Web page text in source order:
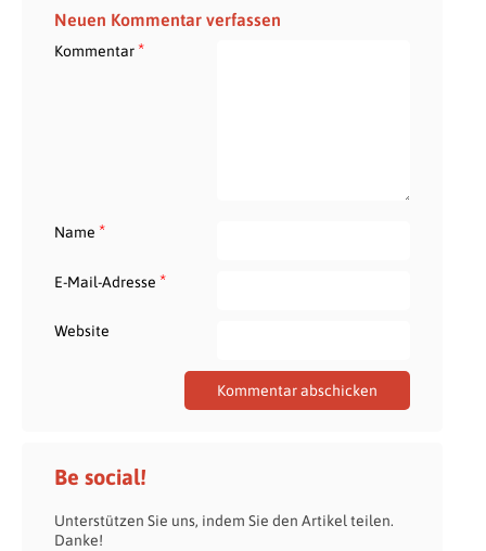
Neuen Kommentar verfassen
Kommentar*
Name *
E-Mail-Adresse *
Website
Be social!
Unterstützen Sie uns, indem Sie den Artikel teilen.
Danke!